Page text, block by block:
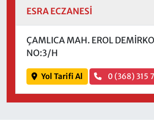
ESRA ECZANESİ
ÇAMLICA MAH. EROL
NO:3/H
Yol Tarifi Al 0 (368) 315